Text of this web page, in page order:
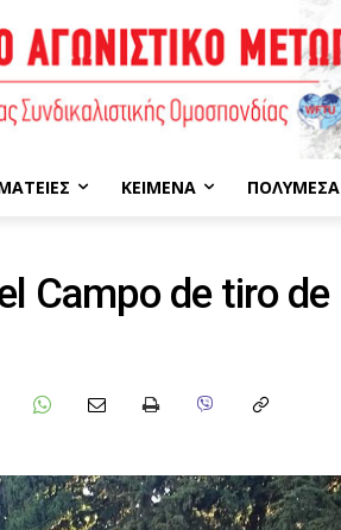
ΚΕΊΜΕΝΑ ΠΟΛΥΜΈΣΑ
Campo de tiro de